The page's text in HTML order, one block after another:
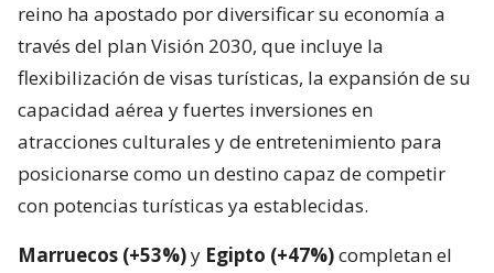
reino ha apostado por diversificar su economía a
través del plan Visión 2030, que incluye la
flexibilización de visas turísticas, la expansión de su
capacidad aérea y fuertes inversiones en
atracciones culturales y de entretenimiento para
posicionarse como un destino capaz de competir
con potencias turísticas ya establecidas.
Marruecos (+53%)y Egipto (+47%)completan el